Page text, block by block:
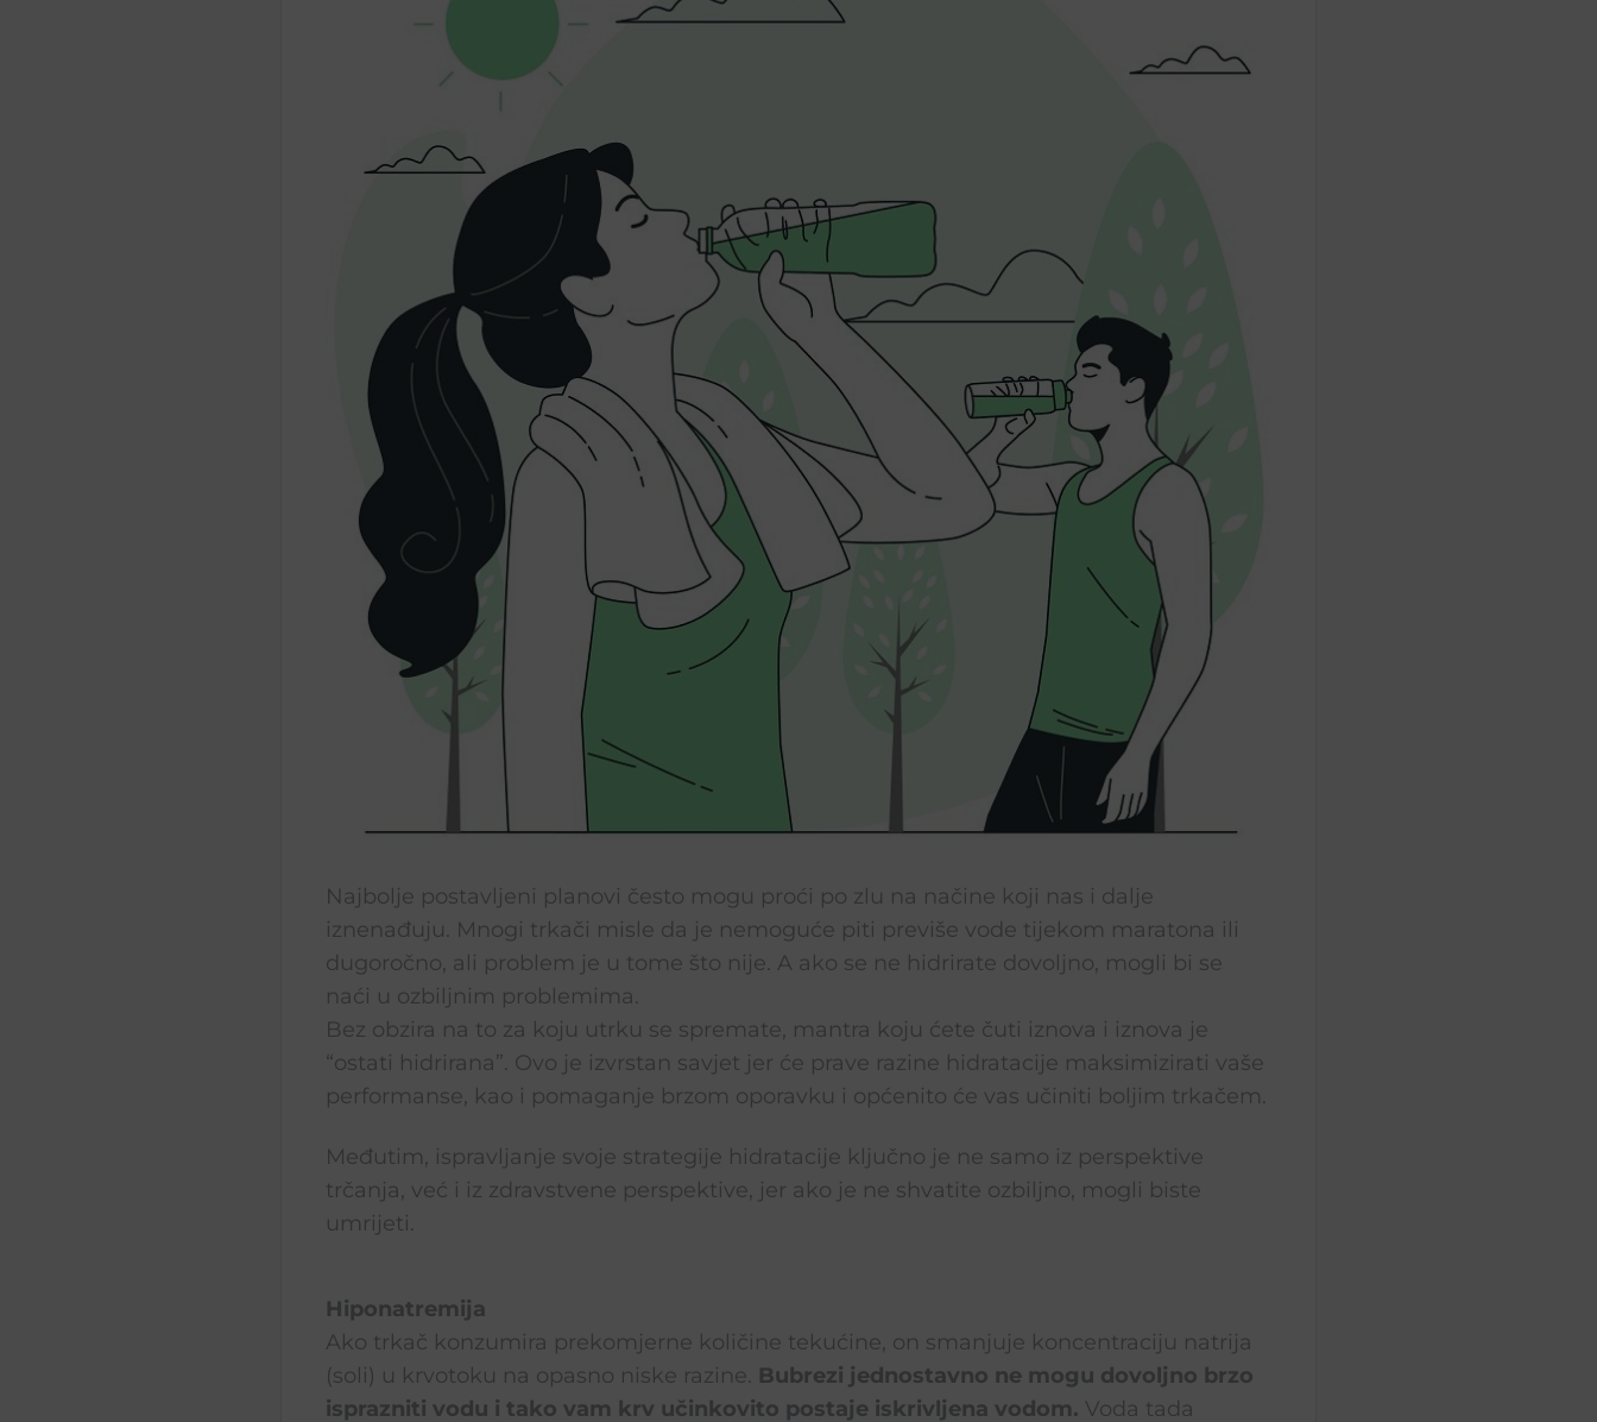
Najbolje postavljeni planovi često mogu proći po zlu na načine koji nas i dalje
iznenađuju. Mnogi trkači misle da je nemoguće piti previše vode tijekom maratona ili
dugoročno, ali problem je u tome što nije. A ako se ne hidrirate dovoljno, mogli bi se
naći u ozbiljnim problemima.
Bez obzira na to za koju utrku se spremate, mantra koju ćete čuti iznova i iznova je
“ostati hidrirana”. Ovo je izvrstan savjet jer će prave razine hidratacije maksimizirati vaše
performanse, kao i pomaganje brzom oporavku i općenito će vas učiniti boljim trkačem.
Međutim, ispravljanje svoje strategije hidratacije ključno je ne samo iz perspektive
trčanja, već i iz zdravstvene perspektive, jer ako je ne shvatite ozbiljno, mogli biste
umrijeti.
Hiponatremija
Ako trkač konzumira prekomjerne količine tekućine, on smanjuje koncentraciju natrija
(soli) u krvotoku na opasno niske razine. Bubrezi jednostavno ne mogu dovoljno brzo
isprazniti vodu i tako vam krv učinkovito postaje iskrivljena vodom. Voda tada